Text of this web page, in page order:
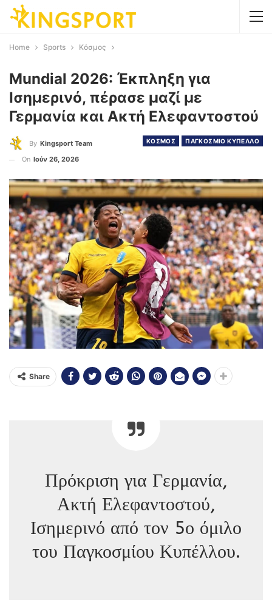
Home Sports Κόσμος
Mundial 2026: Έκπληξη για
Ισημερινό, πέρασε μαζί με
Γερμανία και Ακτή Ελεφαντοστού
ΚΟΣΜΟΣ ΠΑΓΚΟΣΜΙΟ ΚΥΠΕΛΛΟ
By Kingsport Team
On Ιούν 26, 2026
Share
Πρόκριση για Γερμανία,
Ακτή Ελεφαντοστού,
Ισημερινό από τον 5ο όμιλο
του Παγκοσμίου Κυπέλλου.